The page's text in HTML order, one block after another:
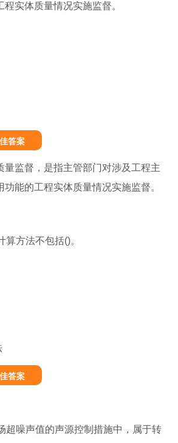
实体质量情况实施监督。
答案
量监督，是指主管部门对涉及工程主
能的工程实体质量情况实施监督。
方法不包括()。
答案
超噪声值的声源控制措施中，属于转